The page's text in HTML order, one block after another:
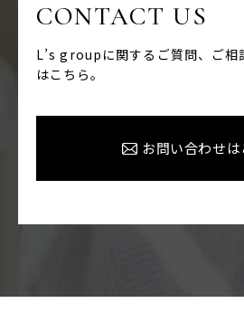
CONTACT US
L’s groupに関するご質問、ご相
はこちら。
お問い合わせは